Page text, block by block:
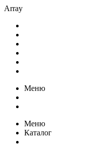
Array
Меню
Меню
Каталог